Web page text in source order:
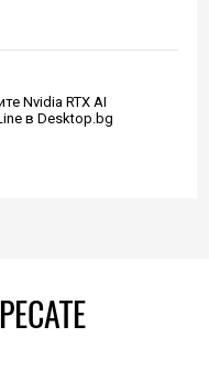
Nvidia RTX AI
в Desktop.bg